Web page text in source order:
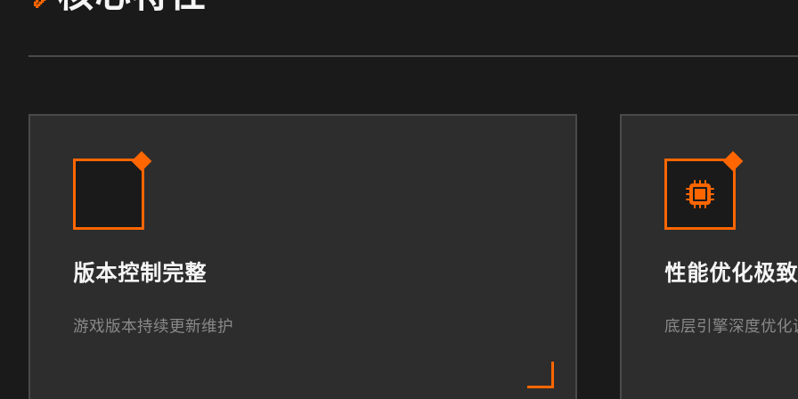
版本控制完整
游戏版本持续更新维护
性能优化极致
底层引擎深度优化